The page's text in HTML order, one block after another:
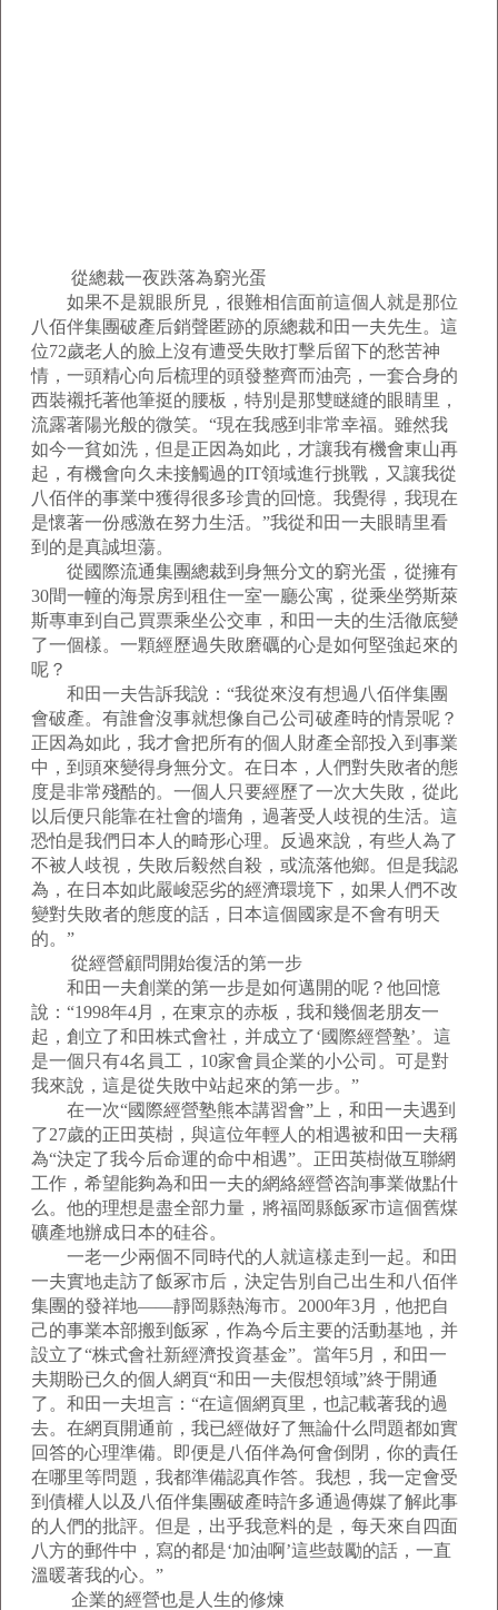
從總裁一夜跌落為窮光蛋
如果不是親眼所見，很難相信面前這個人就是那位
八佰伴集團破產后銷聲匿跡的原總裁和田一夫先生。這
位72歲老人的臉上沒有遭受失敗打擊后留下的愁苦神
情，一頭精心向后梳理的頭發整齊而油亮，一套合身的
西裝襯托著他筆挺的腰板，特別是那雙瞇縫的眼睛里，
流露著陽光般的微笑。“現在我感到非常幸福。雖然我
如今一貧如洗，但是正因為如此，才讓我有機會東山再
起，有機會向久未接觸過的IT領域進行挑戰，又讓我從
八佰伴的事業中獲得很多珍貴的回憶。我覺得，我現在
是懷著一份感激在努力生活。”我從和田一夫眼睛里看
到的是真誠坦蕩。
從國際流通集團總裁到身無分文的窮光蛋，從擁有
30間一幢的海景房到租住一室一廳公寓，從乘坐勞斯萊
斯專車到自己買票乘坐公交車，和田一夫的生活徹底變
了一個樣。一顆經歷過失敗磨礪的心是如何堅強起來的
呢？
和田一夫告訴我說：“我從來沒有想過八佰伴集團
會破產。有誰會沒事就想像自己公司破產時的情景呢？
正因為如此，我才會把所有的個人財產全部投入到事業
中，到頭來變得身無分文。在日本，人們對失敗者的態
度是非常殘酷的。一個人只要經歷了一次大失敗，從此
以后便只能靠在社會的墻角，過著受人歧視的生活。這
恐怕是我們日本人的畸形心理。反過來說，有些人為了
不被人歧視，失敗后毅然自殺，或流落他鄉。但是我認
為，在日本如此嚴峻惡劣的經濟環境下，如果人們不改
變對失敗者的態度的話，日本這個國家是不會有明天
的。”
從經營顧問開始復活的第一步
和田一夫創業的第一步是如何邁開的呢？他回憶
說：“1998年4月，在東京的赤板，我和幾個老朋友一
起，創立了和田株式會社，并成立了‘國際經營塾’。這
是一個只有4名員工，10家會員企業的小公司。可是對
我來說，這是從失敗中站起來的第一步。”
在一次“國際經營塾熊本講習會”上，和田一夫遇到
了27歲的正田英樹，與這位年輕人的相遇被和田一夫稱
為“決定了我今后命運的命中相遇”。正田英樹做互聯網
工作，希望能夠為和田一夫的網絡經營咨詢事業做點什
么。他的理想是盡全部力量，將福岡縣飯冢市這個舊煤
礦產地辦成日本的硅谷。
一老一少兩個不同時代的人就這樣走到一起。和田
一夫實地走訪了飯冢市后，決定告別自己出生和八佰伴
集團的發祥地——靜岡縣熱海市。2000年3月，他把自
己的事業本部搬到飯冢，作為今后主要的活動基地，并
設立了“株式會社新經濟投資基金”。當年5月，和田一
夫期盼已久的個人網頁“和田一夫假想領域”終于開通
了。和田一夫坦言：“在這個網頁里，也記載著我的過
去。在網頁開通前，我已經做好了無論什么問題都如實
回答的心理準備。即便是八佰伴為何會倒閉，你的責任
在哪里等問題，我都準備認真作答。我想，我一定會受
到債權人以及八佰伴集團破產時許多通過傳媒了解此事
的人們的批評。但是，出乎我意料的是，每天來自四面
八方的郵件中，寫的都是‘加油啊’這些鼓勵的話，一直
溫暖著我的心。”
企業的經營也是人生的修煉